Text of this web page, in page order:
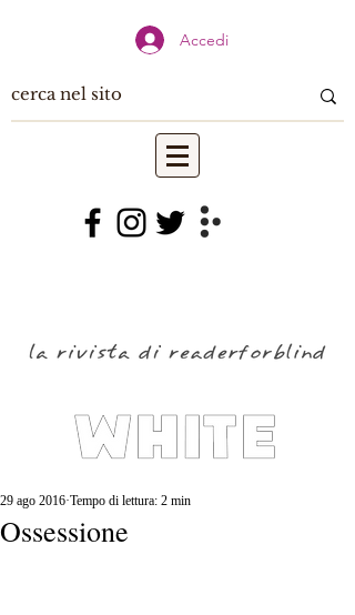
Accedi
Ossessione
29 ago 2016 Tempo di lettura: 2 min